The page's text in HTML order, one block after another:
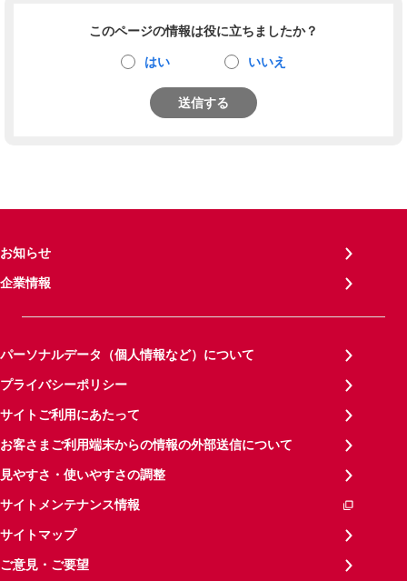
このページの情報は役に立ちましたか？
はい いいえ
送信する
お知らせ
企業情報
パーソナルデータ（個人情報など）について
プライバシーポリシー
サイトご利用にあたって
お客さまご利用端末からの情報の外部送信について
見やすさ・使いやすさの調整
サイトメンテナンス情報
サイトマップ
ご意見・ご要望